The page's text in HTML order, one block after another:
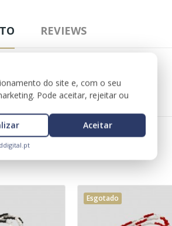
REVIEWS
Esgotado
do site e, com o seu
Pode aceitar, rejeitar ou
Aceitar